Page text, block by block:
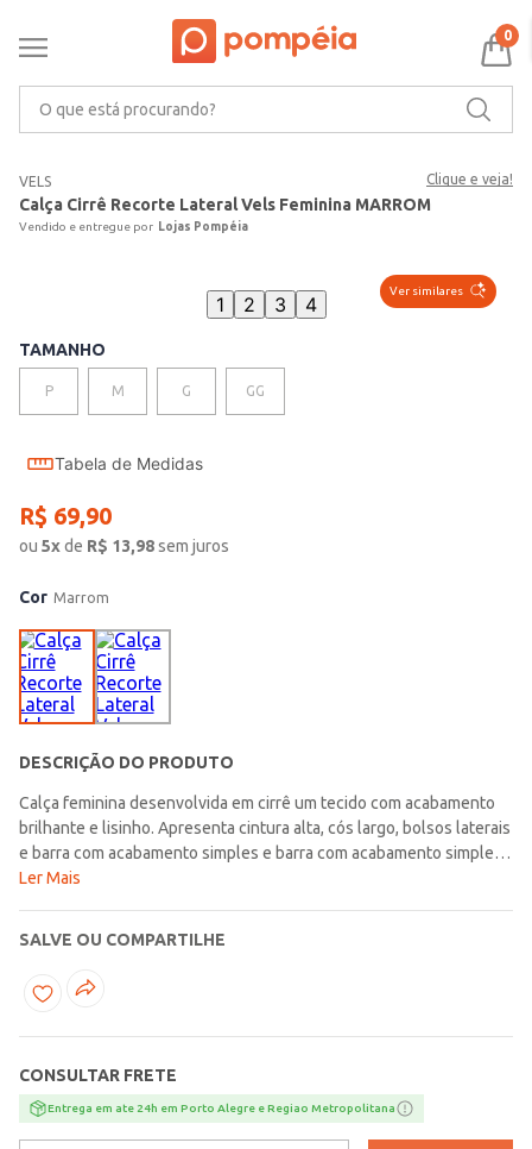
0
VELS Clique e veja!
Calça Cirrê Recorte Lateral Vels Feminina MARROM
Lojas Pompéia
Ver similares
1 2 3 4
TAMANHO
P M G GG
Tabela de Medidas
R$ 69,90
ou 5xde R$ 13,98sem juros
Cor Marrom
DESCRIÇÃO DO PRODUTO
Calça feminina desenvolvida em cirrê um tecido com acabamento
brilhante e lisinho. Apresenta cintura alta, cós largo, bolsos laterais
e barra com acabamento simples e barra com acabamento simples.
Uma peça que vai garantir looks modernos, com um toque de
Ler Mais
SALVE OU COMPARTILHE
CONSULTAR FRETE
Entrega em ate 24h em Porto Alegre e Regiao Metropolitana